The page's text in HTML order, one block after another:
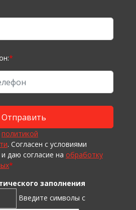
*
политикой
. Согласен с условиями
и даю согласие на обработку
*
заполнения
Введите символы с